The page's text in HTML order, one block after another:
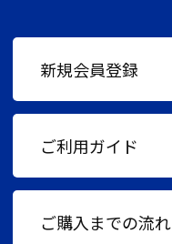
新規会員登録
ご利用ガイド
ご購入までの流れ